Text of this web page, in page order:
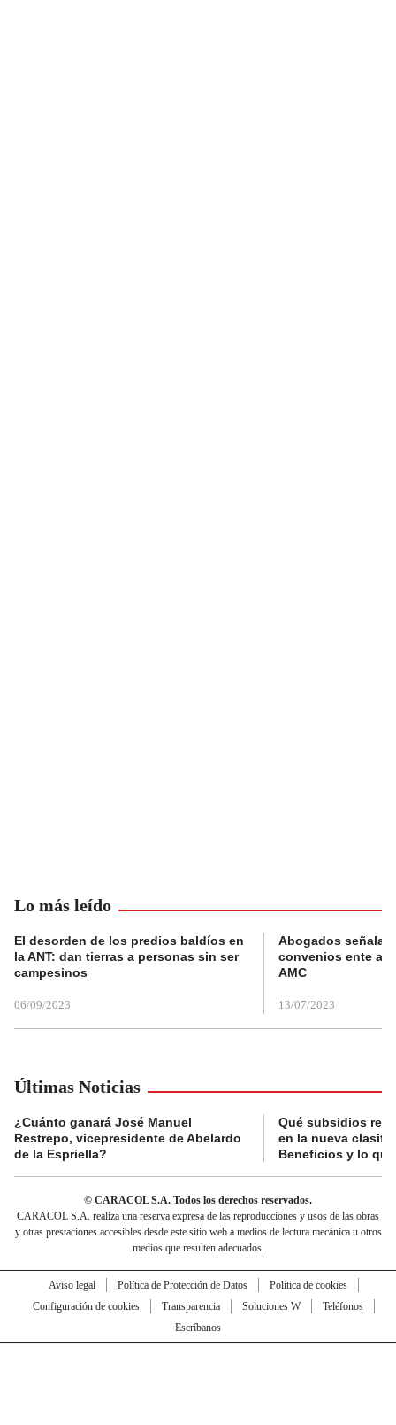
Lo más leído
El desorden de los predios baldíos en
la ANT: dan tierras a personas sin ser
campesinos
06/09/2023
Abogados
convenios ente
AMC
13/07/2023
Últimas Noticias
¿Cuánto ganará José Manuel
Restrepo, vicepresidente de Abelardo
de la Espriella?
Qué subsidios
en la nueva
Beneficios y lo
© CARACOL S.A. Todos los derechos reservados.
CARACOL S.A. realiza una reserva expresa de las reproducciones y usos de las obras
y otras prestaciones accesibles desde este sitio web a medios de lectura mecánica u otros
medios que resulten adecuados.
Aviso legal Política de Protección de Datos
Política de cookies
Configuración de cookies
Transparencia Soluciones W
Teléfonos
Escríbanos